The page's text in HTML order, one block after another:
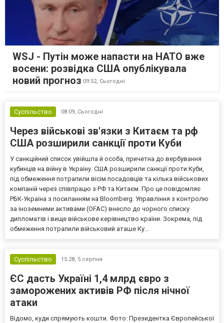
WSJ - Путін може напасти на НАТО вже
восени: розвідка США опублікувала
новий прогноз 09:52, Сьогодні
Суспільство 08:09, Сьогодні
Через військові зв'язки з Китаєм та рф
США розширили санкції проти Куби
У санкційний список увійшла й особа, причетна до вербування
кубинців на війну в Україну. США розширили санкції проти Куби,
під обмеження потрапили вісім посадовців та кілька військових
компаній через співпрацю з РФ та Китаєм. Про це повідомляє
РБК-Україна з посиланням на Bloomberg. Управління з контролю
за іноземними активами (OFAC) внесло до чорного списку
дипломатів і вище військове керівництво країни. Зокрема, під
обмеження потрапили військовий аташе Ку...
Суспільство 15:28, 5 серпня
ЄС дасть Україні 1,4 млрд євро з
заморожених активів РФ після нічної
атаки
Відомо, куди спрямують кошти. Фото: Президентка Європейської